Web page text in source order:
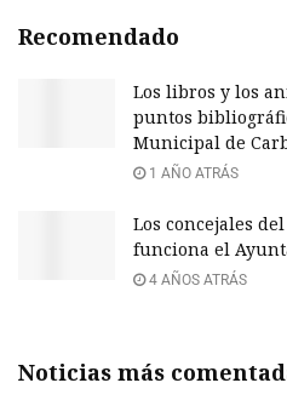
Recomendado
Los libros y los
puntos
Municipal de
1 AÑO ATRÁS
Los concejales
funciona el
4 AÑOS ATRÁS
Noticias más